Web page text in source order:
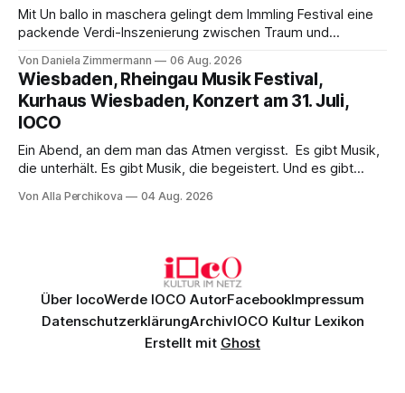
Mit Un ballo in maschera gelingt dem Immling Festival eine
packende Verdi-Inszenierung zwischen Traum und
psychologische Tiefe mit starken Bildern, getragen von
einem spielfreudigen Ensemble und einer musikalisch
überzeugenden Gesamtleistung.
Von Daniela Zimmermann 06 Aug. 2026
Wiesbaden, Rheingau Musik Festival,
Kurhaus Wiesbaden, Konzert am 31. Juli,
IOCO
Ein Abend, an dem man das Atmen vergisst. Es gibt Musik,
die unterhält. Es gibt Musik, die begeistert. Und es gibt
Genau so war der Abend im Kurhaus Wiesbaden, an dem
Von Alla Perchikova 04 Aug. 2026
Über IocoWerde IOCO AutorFacebookImpressum
DatenschutzerklärungArchivIOCO Kultur Lexikon
Erstellt mit Ghost